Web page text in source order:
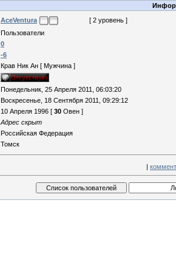
AceVentura
[ 2 уровень ]
Пользователи
0
-6
Крав Ник Ан [ Мужчина ]
Понедельник, 25 Апреля 2011, 06:03:20
Воскресенье, 18 Сентября 2011, 09:29:12
10 Апреля 1996 [ 30 Овен ]
Адрес скрыт
Российская Федерация
Томск
|